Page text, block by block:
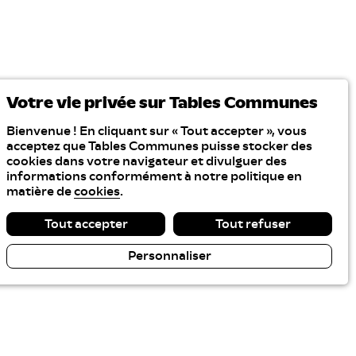
Votre vie privée sur Tables Communes
Bienvenue ! En cliquant sur « Tout accepter », vous
acceptez que Tables Communes puisse stocker des
cookies dans votre navigateur et divulguer des
informations conformément à notre politique en
matière decookies.
Tout accepter Tout refuser
Personnaliser